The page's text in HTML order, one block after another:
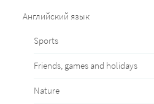
Английский язык
Sports
Friends, games and holidays
Nature